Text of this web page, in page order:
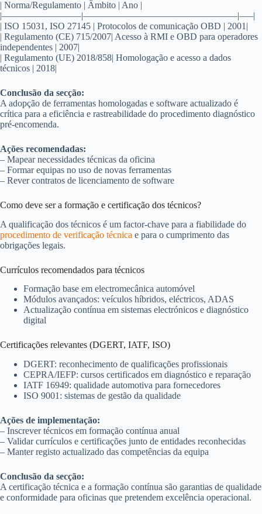
| Norma/Regulamento | Âmbito | Ano |
|————————–|————————————————–|—–|
| ISO 15031, ISO 27145 | Protocolos de comunicação OBD | 2001|
| Regulamento (CE) 715/2007| Acesso à RMI e OBD para operadores
independentes | 2007|
| Regulamento (UE) 2018/858| Homologação e acesso a dados
técnicos | 2018|
Conclusão da secção:
A adopção de ferramentas homologadas e software actualizado é
crítica para a eficiência e rastreabilidade do procedimento diagnóstico
pré-encomenda.
Ações recomendadas:
– Mapear necessidades técnicas da oficina
– Formar equipas no uso de novas ferramentas
– Rever contratos de licenciamento de software
Como deve ser a formação e certificação dos técnicos?
A qualificação dos técnicos é um factor-chave para a fiabilidade do
procedimento de verificação técnica e para o cumprimento das
obrigações legais.
Currículos recomendados para técnicos
Formação base em electromecânica automóvel
Módulos avançados: veículos híbridos, eléctricos, ADAS
Actualização contínua em sistemas electrónicos e diagnóstico
digital
Certificações relevantes (DGERT, IATF, ISO)
DGERT: reconhecimento de qualificações profissionais
CEPRA/IEFP: cursos certificados em diagnóstico e reparação
IATF 16949: qualidade automotiva para fornecedores
ISO 9001: sistemas de gestão da qualidade
Ações de implementação:
– Inscrever técnicos em formação contínua anual
– Validar currículos e certificações junto de entidades reconhecidas
– Manter registo actualizado das competências da equipa
Conclusão da secção:
A certificação técnica e a formação contínua são garantias de qualidade
e conformidade para oficinas que pretendem excelência operacional.